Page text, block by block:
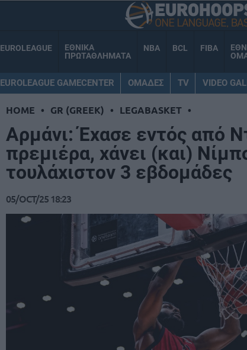
EUROLEAGUE
ΕΘΝΙΚΑ
ΠΡΩΤΑΘΛΗΜΑΤΑ
NBA BCL FIBA
EUROLEAGUE GAMECENTER ΟΜΑΔΕΣ TV VIDEO
HOME • GR (GREEK) • LEGABASKET •
Αρμάνι: Έχασε εντός από
πρεμιέρα, χάνει (και)
τουλάχιστον 3 εβδομάδες
05/OCT/25 18:23